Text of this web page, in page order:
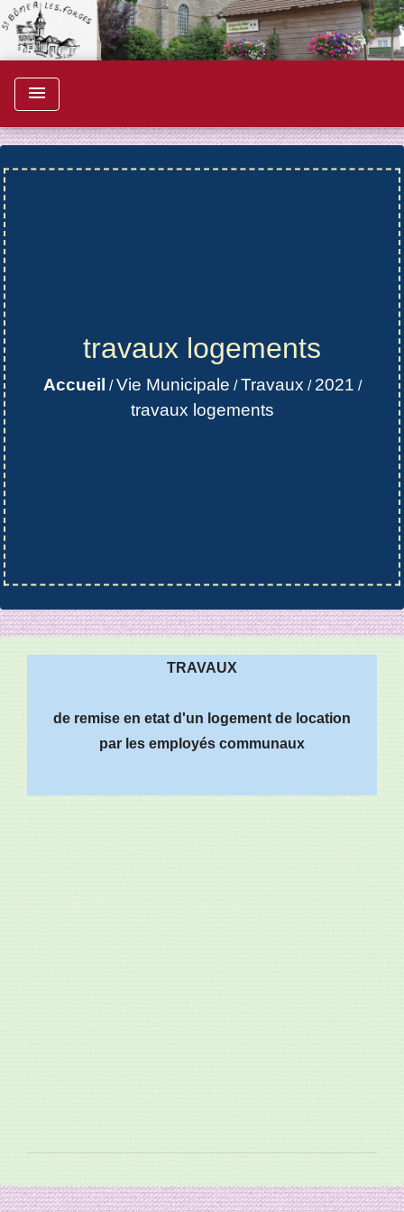
menu
travaux logements
Accueil /Vie Municipale /Travaux / 2021 /
travaux logements
TRAVAUX
de remise en etat d'un logement de location
par les employés communaux